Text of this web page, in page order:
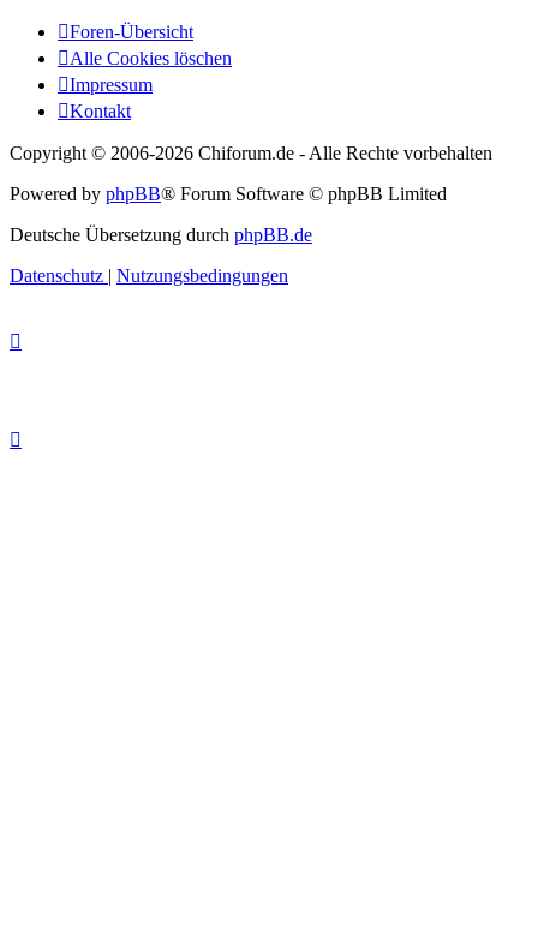
Foren-Übersicht
Alle Cookies löschen
Impressum
Kontakt
Copyright © 2006-2026 Chiforum.de - Alle Rechte vorbehalten
Powered by phpBB® Forum Software © phpBB Limited
Deutsche Übersetzung durch phpBB.de
Datenschutz | Nutzungsbedingungen